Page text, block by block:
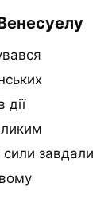
дії
сили завдали